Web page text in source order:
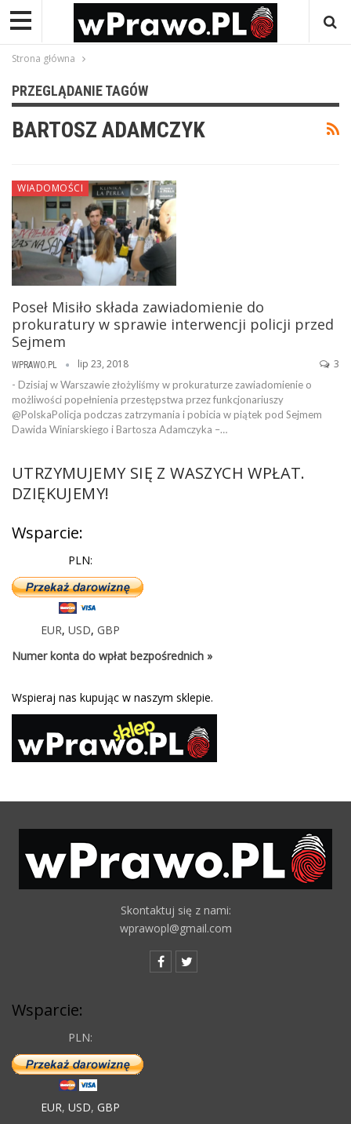
Strona główna
PRZEGLĄDANIE TAGÓW
BARTOSZ ADAMCZYK
WIADOMOŚCI
Poseł Misiło składa zawiadomienie do
prokuratury w sprawie interwencji policji przed
Sejmem
WPRAWO.PL lip 23, 2018 3
- Dzisiaj w Warszawie złożyliśmy w prokuraturze zawiadomienie o
możliwości popełnienia przestępstwa przez funkcjonariuszy
@PolskaPolicja podczas zatrzymania i pobicia w piątek pod Sejmem
Dawida Winiarskiego i Bartosza Adamczyka –…
UTRZYMUJEMY SIĘ Z WASZYCH WPŁAT.
DZIĘKUJEMY!
Wsparcie:
PLN:
EUR, USD, GBP
Numer konta do wpłat bezpośrednich »
Wspieraj nas kupując w naszym sklepie.
Skontaktuj się z nami:
wprawopl@gmail.com
Wsparcie:
PLN:
EUR, USD, GBP